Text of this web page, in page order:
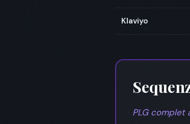
Klaviyo
PLG complet